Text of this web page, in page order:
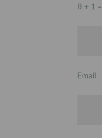
8 + 1 =
Email